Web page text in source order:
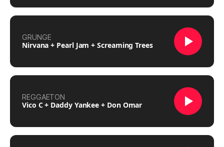
GRUNGE
Nirvana + Pearl Jam + Screaming Trees
REGGAETON
Vico C + Daddy Yankee + Don Omar